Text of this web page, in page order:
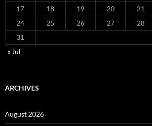
17
18 19 20 21
24
25 26 27 28
31
« Jul
ARCHIVES
August 2026